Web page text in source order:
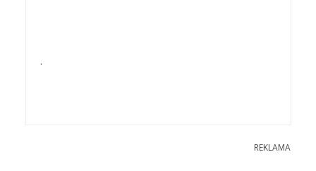
.
REKLAMA